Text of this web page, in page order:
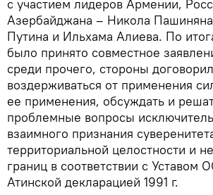
с участием лидеров Армении,
Азербайджана – Никола
Путина и Ильхама Алиева. По
было принято совместное
среди прочего, стороны
воздерживаться от применения
ее применения, обсуждать и
проблемные вопросы
взаимного признания
территориальной целостности и
границ в соответствии с Уставом
Атинской декларацией 1991 г.